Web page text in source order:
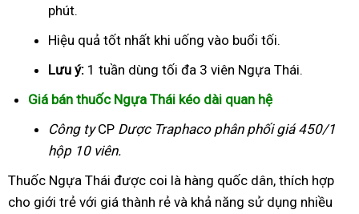
phút.
Hiệu quả tốt nhất khi uống vào buổi tối.
Lưu ý: 1 tuần dùng tối đa 3 viên Ngựa Thái.
Giá bán thuốc Ngựa Thái kéo dài quan hệ
Công tyCP Dược Traphacophân phối giá 450/1
hộp 10 viên.
Thuốc Ngựa Thái được coi là hàng quốc dân, thích hợp
cho giới trẻ với giá thành rẻ và khả năng sử dụng nhiều